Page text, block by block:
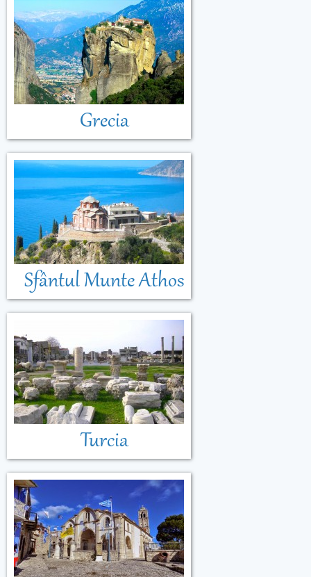
Grecia
Sfântul Munte Athos
Turcia